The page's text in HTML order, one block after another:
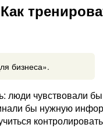
бизнеса».
люди чувствовали
бы нужную